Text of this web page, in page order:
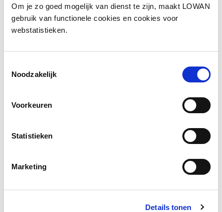
Om je zo goed mogelijk van dienst te zijn, maakt LOWAN
gebruik van functionele cookies en cookies voor
webstatistieken.
Noodzakelijk
Voorkeuren
Statistieken
Marketing
Details tonen
Auteur(s):
J. Koster
Jaar van uitgave:
Social media